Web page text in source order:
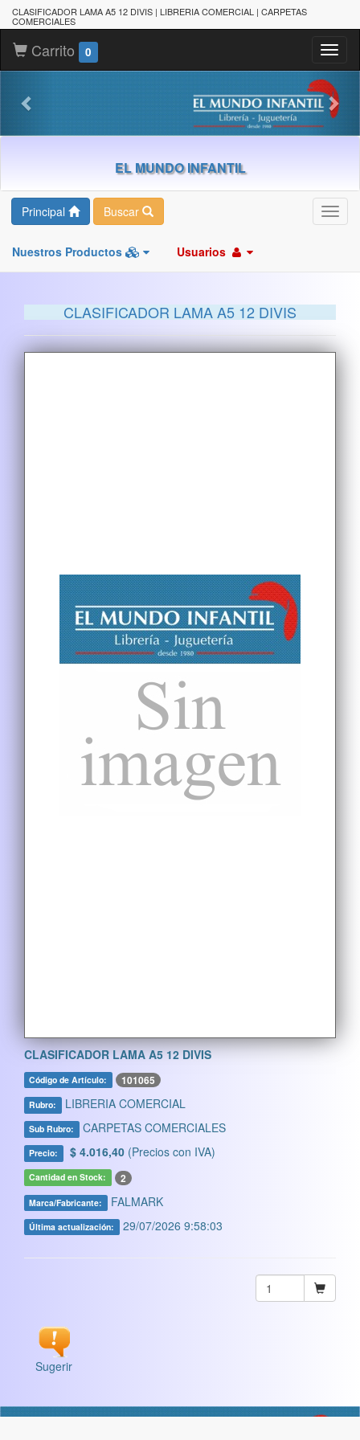
CLASIFICADOR LAMA A5 12 DIVIS | LIBRERIA COMERCIAL | CARPETAS
COMERCIALES
Carrito 0
EL MUNDO INFANTIL
Principal Buscar
Nuestros Productos Usuarios
CLASIFICADOR LAMA A5 12 DIVIS
CLASIFICADOR LAMA A5 12 DIVIS
Código de Artículo: 101065
Rubro: LIBRERIA COMERCIAL
Sub Rubro: CARPETAS COMERCIALES
Precio: $ 4.016,40 (Precios con IVA)
Cantidad en Stock: 2
Marca/Fabricante: FALMARK
Última actualización: 29/07/2026 9:58:03
Sugerir